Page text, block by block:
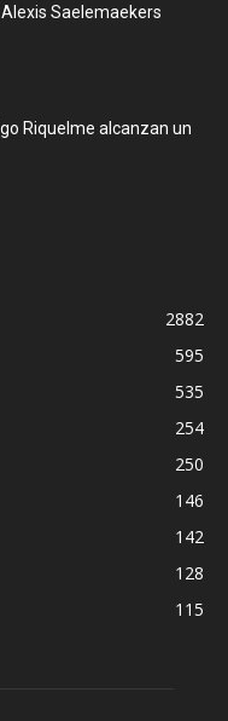
Saelemaekers
Riquelme alcanzan un
2882
595
535
254
250
146
142
128
115